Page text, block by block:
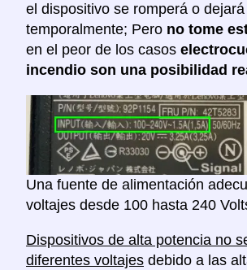
el dispositivo se romperá o
temporalmente; Pero no tome
en el peor de los casos
incendio son una posibilidad
Una fuente de alimentación
voltajes desde 100 hasta 240
Dispositivos de alta potencia no
diferentes voltajes debido a las